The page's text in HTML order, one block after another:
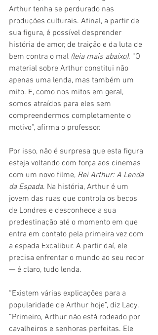
Arthur tenha se perdurado nas
produções culturais. Afinal, a partir de
sua figura, é possível desprender
história de amor, de traição e da luta de
bem contra o mal (leia mais abaixo). “O
material sobre Arthur constitui não
apenas uma lenda, mas também um
mito. E, como nos mitos em geral,
somos atraídos para eles sem
compreendermos completamente o
motivo”, afirma o professor.
Por isso, não é surpresa que esta figura
esteja voltando com força aos cinemas
com um novo filme, Rei Arthur: A Lenda
da Espada. Na história, Arthur é um
jovem das ruas que controla os becos
de Londres e desconhece a sua
predestinação até o momento em que
entra em contato pela primeira vez com
a espada Excalibur. A partir daí, ele
precisa enfrentar o mundo ao seu redor
— é claro, tudo lenda.
“Existem várias explicações para a
popularidade de Arthur hoje”, diz Lacy.
“Primeiro, Arthur não está rodeado por
cavalheiros e senhoras perfeitas. Ele